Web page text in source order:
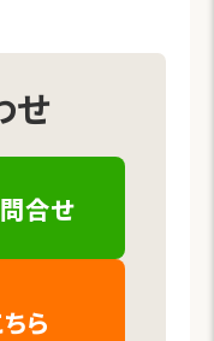
せ
合せ
タブで開きます）
ら